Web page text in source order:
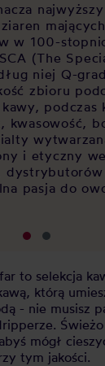
w 100-
(The
niej Q-
zbioru
podczas
kwasowość,
i etyczny
pasja do
to selekcja
którą
- nie musisz
mógł
tym jakości.